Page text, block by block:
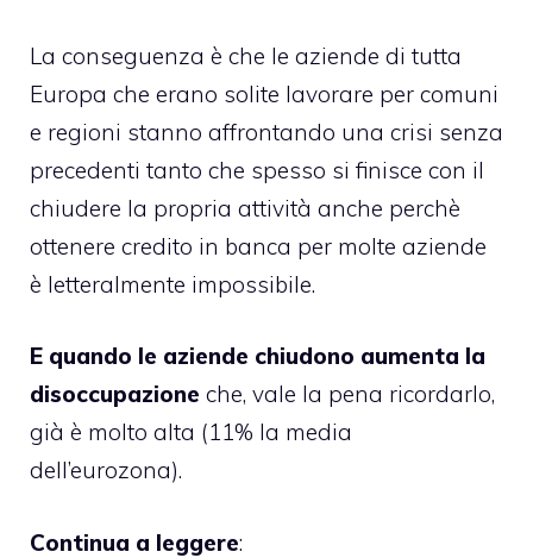
La conseguenza è che le aziende di tutta
Europa che erano solite lavorare per comuni
e regioni stanno affrontando una crisi senza
precedenti tanto che spesso si finisce con il
chiudere la propria attività anche perchè
ottenere credito in banca per molte aziende
è letteralmente impossibile.
E quando le aziende chiudono aumenta la
disoccupazione che, vale la pena ricordarlo,
già è molto alta (11% la media
dell’eurozona).
Continua a leggere: